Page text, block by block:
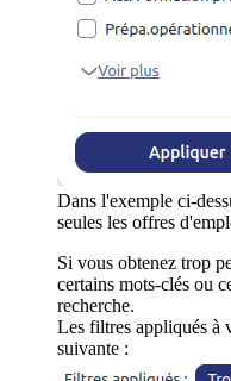
Dans l'exemple ci-
seules les offres
Si vous obtenez trop
certains mots-clés ou
recherche.
Les filtres appliqués à
suivante :